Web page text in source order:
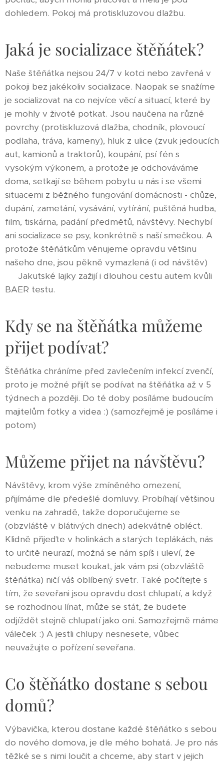
dohledem. Pokoj má protiskluzovou dlažbu.
Jaká je socializace štěňátek?
Naše štěňátka nejsou 24/7 v kotci nebo zavřená v
pokoji bez jakékoliv socializace. Naopak se snažíme
je socializovat na co nejvíce věcí a situací, které by
je mohly v životě potkat. Jsou naučena na různé
povrchy (protiskluzová dlažba, chodník, plovoucí
podlaha, tráva, kameny), hluk z ulice (zvuk jedoucích
aut, kamionů a traktorů), koupání, psí fén s
vysokým výkonem, a protože je odchováváme
doma, setkají se během pobytu u nás i se všemi
situacemi z běžného fungování domácnosti - chůze,
dupání, zametání, vysávání, vytírání, puštěná hudba,
film, tiskárna, padání předmětů, návštěvy. Nechybí
ani socializace se psy, konkrétně s naší smečkou. A
protože štěňátkům věnujeme opravdu většinu
našeho dne, jsou pěkně vymazlená (i od návštěv)
♥ Jakutské lajky zažijí i dlouhou cestu autem kvůli
BAER testu.
Kdy se na štěňátka můžeme
přijet podívat?
Štěňátka chráníme před zavlečením infekcí zvenčí,
proto je možné přijít se podívat na štěňátka až v 5
týdnech a později. Do té doby posíláme budoucím
majitelům fotky a videa :) (samozřejmě je posíláme i
potom)
Můžeme přijet na návštěvu?
Návštěvy, krom výše zmíněného omezení,
přijímáme dle předešlé domluvy. Probíhají většinou
venku na zahradě, takže doporučujeme se
(obzvláště v blátivých dnech) adekvátně obléct.
Klidně přijeďte v holinkách a starých teplákách, nás
to určitě neurazí, možná se nám spíš i uleví, že
nebudeme muset koukat, jak vám psi (obzvláště
štěňátka) ničí váš oblíbený svetr. Také počítejte s
tím, že seveřani jsou opravdu dost chlupatí, a když
se rozhodnou línat, může se stát, že budete
odjíždět stejně chlupatí jako oni. Samozřejmě máme
váleček :) A jestli chlupy nesnesete, vůbec
neuvažujte o pořízení seveřana.
Co štěňátko dostane s sebou
domů?
Výbavička, kterou dostane každé štěňátko s sebou
do nového domova, je dle mého bohatá. Je pro nás
těžké se s nimi loučit a chceme, aby start v jejich